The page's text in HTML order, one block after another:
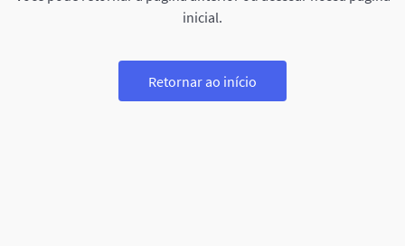
inicial.
Retornar ao início